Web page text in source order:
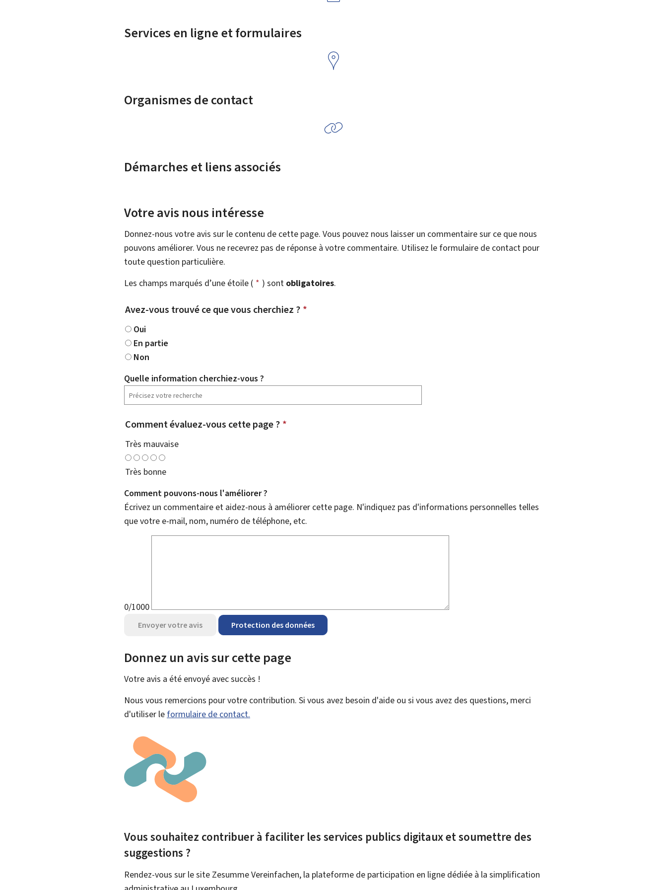
Services en ligne et formulaires
Organismes de contact
Démarches et liens associés
Votre avis nous intéresse
Donnez-nous votre avis sur le contenu de cette page. Vous pouvez nous laisser un commentaire sur ce que nous
pouvons améliorer. Vous ne recevrez pas de réponse à votre commentaire. Utilisez le formulaire de contact pour
toute question particulière.
Les champs marqués d’une étoile ( * ) sont obligatoires.
Avez-vous trouvé ce que vous cherchiez ? *
Oui
En partie
Non
Quelle information cherchiez-vous ?
Comment évaluez-vous cette page ? *
Très mauvaise
Très bonne
Comment pouvons-nous l'améliorer ?
Écrivez un commentaire et aidez-nous à améliorer cette page. N'indiquez pas d'informations personnelles telles
que votre e-mail, nom, numéro de téléphone, etc.
0/1000
Envoyer votre avis Protection des données
Donnez un avis sur cette page
Votre avis a été envoyé avecsuccès !
Nous vous remercions pour votre contribution. Si vous avez besoin d'aide ou si vous avez des questions, merci
d'utiliser le formulaire de contact.
Vous souhaitez contribuer à faciliter les services publics digitaux et soumettre des
suggestions ?
Rendez-vous sur le site Zesumme Vereinfachen, la plateforme de participation en ligne dédiée à la simplification